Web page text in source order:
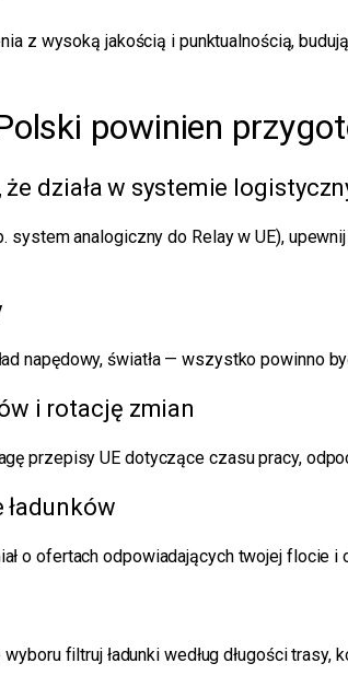
z wysoką jakością i punktualnością,
powinien
działa w systemie
analogiczny do Relay w UE),
napędowy, światła — wszystko powinno
i rotację zmian
przepisy UE dotyczące czasu pracy,
o ofertach odpowiadających twojej flocie i
filtruj ładunki według długości